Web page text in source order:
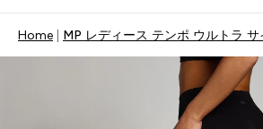
Home MP レディース テンポ ウルトラ